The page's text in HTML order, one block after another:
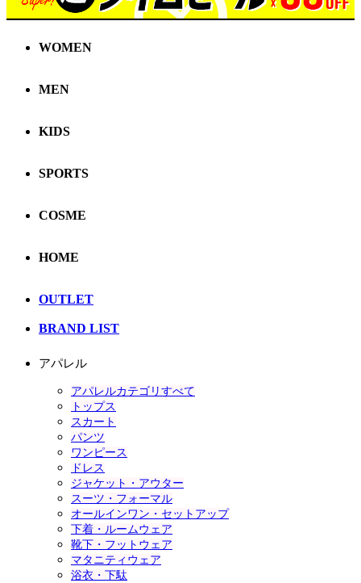
WOMEN
MEN
KIDS
SPORTS
COSME
HOME
OUTLET
BRAND LIST
アパレル
アパレルカテゴリすべて
トップス
スカート
パンツ
ワンピース
ドレス
ジャケット・アウター
スーツ・フォーマル
オールインワン・セットアップ
下着・ルームウェア
靴下・フットウェア
マタニティウェア
浴衣・下駄